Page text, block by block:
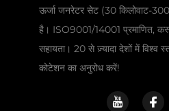
ऊर्जा जनरेटर सेट (30 किलोवाट-
है। ISO9001/14001 प्रमाणित,
सहायता। 20 से ज़्यादा देशों में विश्व
कोटेशन का अनुरोध करें!